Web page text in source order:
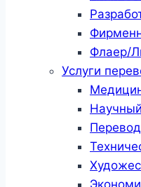
Флаер/
Услуги